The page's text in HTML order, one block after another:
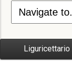
Liguricettario